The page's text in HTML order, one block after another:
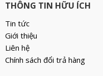
THÔNG TIN HỮU ÍCH
Tin tức
Giới thiệu
Liên hệ
Chính sách đổi trả hàng